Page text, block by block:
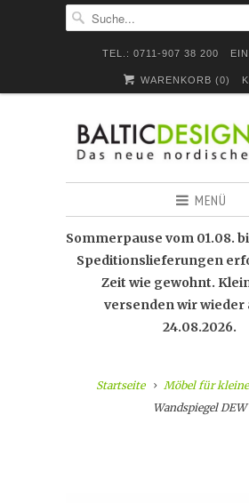
TEL.: 0711-907 38 200
WARENKORB (0)
MENÜ
Sommerpause vom 01.08.
Speditionslieferungen
Zeit wie gewohnt.
versenden wir wieder
24.08.2026.
Startseite
Möbel für kleine
Wandspiegel DEW